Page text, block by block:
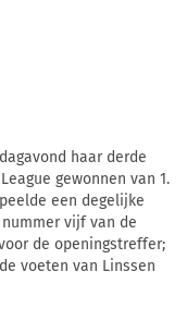
haar derde
gewonnen van 1.
een degelijke
vijf van de
de openingstreffer;
voeten van Linssen